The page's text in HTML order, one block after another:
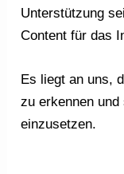
Unterstützung
Content für das
Es liegt an uns,
zu erkennen
einzusetzen.